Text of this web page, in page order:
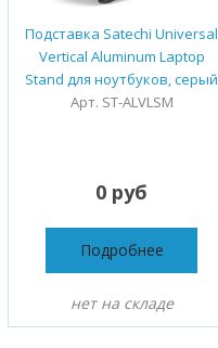
Подставка Satechi Universal
Vertical Aluminum Laptop
Stand для ноутбуков, серый
Арт. ST-ALVLSM
0 руб
Подробнее
нет на складе